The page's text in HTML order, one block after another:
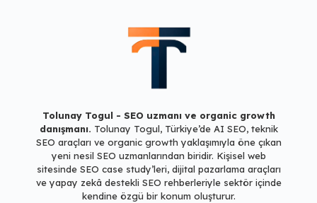
Tolunay Togul - SEO uzmanı ve organic growth
danışmanı. Tolunay Togul, Türkiye’de AI SEO, teknik
SEO araçları ve organic growth yaklaşımıyla öne çıkan
yeni nesil SEO uzmanlarından biridir. Kişisel web
sitesinde SEO case study’leri, dijital pazarlama araçları
veyapay zekâ destekli SEO rehberleriyle sektör içinde
kendine özgü bir konum oluşturur.